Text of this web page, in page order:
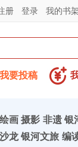
册 登录 我的书架
我要投稿
绘画 摄影 非遗 银
沙龙 银河文旅 编